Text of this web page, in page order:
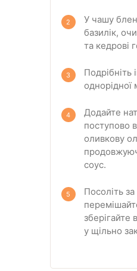
У чашу
базилік,
та кедрові
Подрібніть
однорідної
Додайте
поступово
оливкову
соус.
Посоліть
зберігайте
у щільно